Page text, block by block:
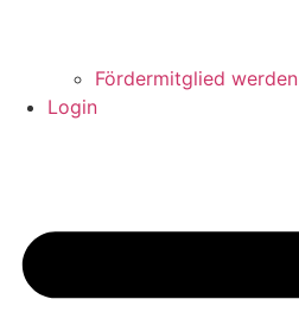
Fördermitglied werden
Login